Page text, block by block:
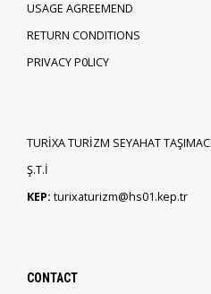
USAGE AGREEMEND
RETURN CONDITIONS
PRIVACY P0LICY
TURİXA TURİZM SEYAHAT
Ş.T.İ
KEP: turixaturizm@hs01.kep.tr
CONTACT